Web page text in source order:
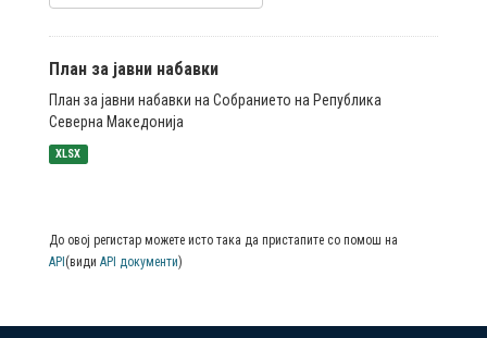
План за јавни набавки
План за јавни набавки на Собранието на Република
Северна Македонија
XLSX
До овој регистар можете исто така да пристапите со помош на
API (види API документи)